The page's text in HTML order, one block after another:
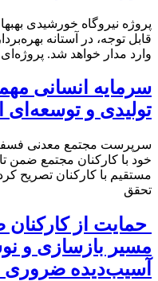
پروژه نیروگاه خورشیدی
قابل‌ توجه، در آستانه
وارد مدار خواهد شد.
سرمایه انسانی
تولیدی و
سرپرست مجتمع معدنی
خود با کارکنان مجتمع ضمن
مستقیم با کارکنان تصریح
تحقق
حمایت از
مسیر بازسازی و
آسیب‌دیده